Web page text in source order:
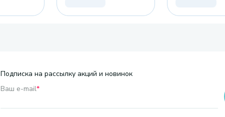
Подписка на рассылку акций и новинок
Ваш e-mail*